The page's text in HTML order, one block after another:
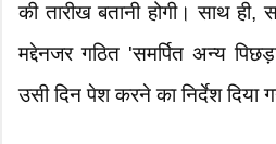
की तारीख बतानी होगी। साथ
मद्देनजर गठित 'समर्पित अन्य
उसी दिन पेश करने का निर्देश दिया